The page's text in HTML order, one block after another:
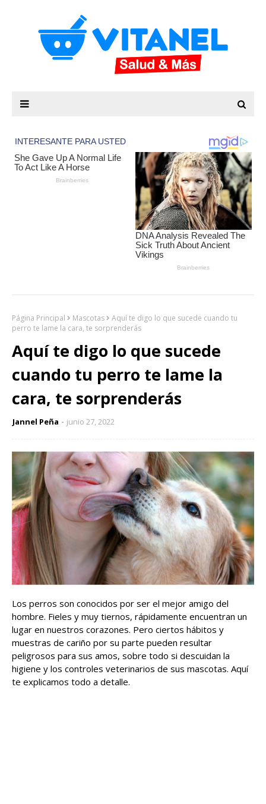
Página Principal Mascotas
Aquí te digo lo que sucede cuando tu
perro te lame la cara, te sorprenderás
Aquí te digo lo que sucede
cuando tu perro te lame la
cara, te sorprenderás
Jannel Peña junio 27, 2022
Los perros son conocidos por ser el mejor amigo del
hombre. Fieles y muy tiernos, rápidamente encuentran un
lugar en nuestros corazones. Pero ciertos hábitos y
muestras de cariño por su parte pueden resultar
peligrosos para sus amos, sobre todo si descuidan la
higiene y los controles veterinarios de sus mascotas. Aquí
te explicamos todo a detalle.